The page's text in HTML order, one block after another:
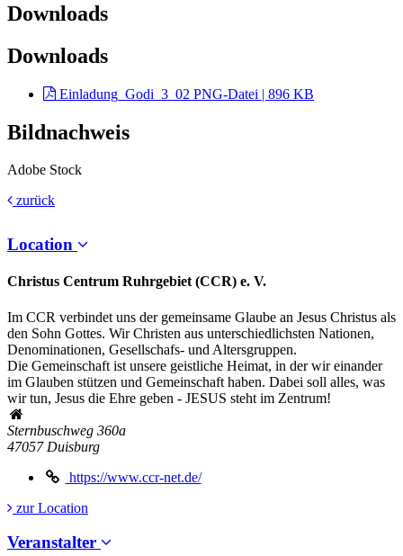
Downloads
Downloads
Einladung_Godi_3_02 PNG-Datei | 896 KB
Bildnachweis
Adobe Stock
zurück
Location
Christus Centrum Ruhrgebiet (CCR) e. V.
Im CCR verbindet uns der gemeinsame Glaube an Jesus Christus als
den Sohn Gottes. Wir Christen aus unterschiedlichsten Nationen,
Denominationen, Gesellschafs- und Altersgruppen.
Die Gemeinschaft ist unsere geistliche Heimat, in der wir einander
im Glauben stützen und Gemeinschaft haben. Dabei soll alles, was
wir tun, Jesus die Ehre geben - JESUS steht im Zentrum!
Sternbuschweg 360a
47057 Duisburg
https://www.ccr-net.de/
zur Location
Veranstalter